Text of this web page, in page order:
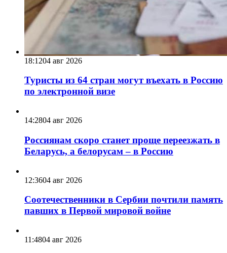
18:1204 авг 2026
Туристы из 64 стран могут въехать в Россию
по электронной визе
14:2804 авг 2026
Россиянам скоро станет проще переезжать в
Беларусь, а белорусам – в Россию
12:3604 авг 2026
Соотечественники в Сербии почтили память
павших в Первой мировой войне
11:4804 авг 2026